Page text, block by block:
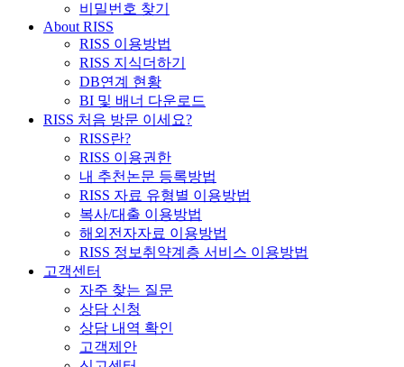
비밀번호 찾기
About RISS
RISS 이용방법
RISS 지식더하기
DB연계 현황
BI 및 배너 다운로드
RISS 처음 방문 이세요?
RISS란?
RISS 이용권한
내 추천논문 등록방법
RISS 자료 유형별 이용방법
복사/대출 이용방법
해외전자자료 이용방법
RISS 정보취약계층 서비스 이용방법
고객센터
자주 찾는 질문
상담 신청
상담 내역 확인
고객제안